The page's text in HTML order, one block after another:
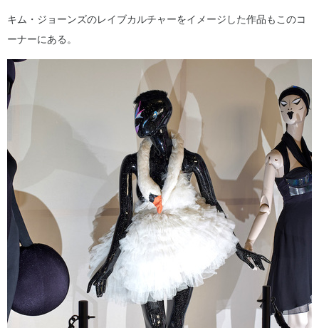
キム・ジョーンズのレイブカルチャーをイメージした作品もこのコ
ーナーにある。